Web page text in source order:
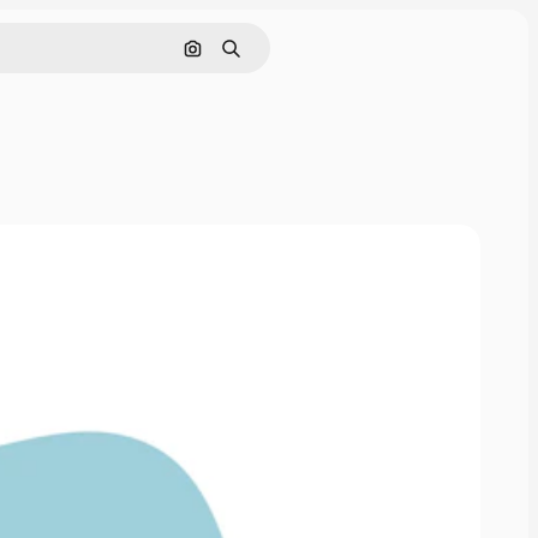
画像で検索
検索